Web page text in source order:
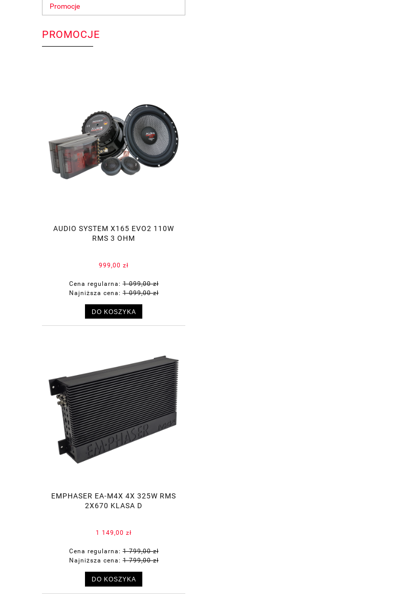
Promocje
PROMOCJE
AUDIO SYSTEM X165 EVO2 110W
RMS 3 OHM
999,00 zł
Cena regularna:1 099,00 zł
Najniższa cena:1 099,00 zł
DO KOSZYKA
EMPHASER EA-M4X 4X 325W RMS
2X670 KLASA D
1 149,00 zł
Cena regularna:1 799,00 zł
Najniższa cena:1 799,00 zł
DO KOSZYKA